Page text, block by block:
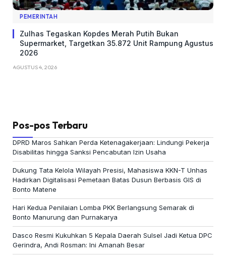
PEMERINTAH
Zulhas Tegaskan Kopdes Merah Putih Bukan
Supermarket, Targetkan 35.872 Unit Rampung Agustus
2026
AGUSTUS 4, 2026
Pos-pos Terbaru
DPRD Maros Sahkan Perda Ketenagakerjaan: Lindungi Pekerja
Disabilitas hingga Sanksi Pencabutan Izin Usaha
Dukung Tata Kelola Wilayah Presisi, Mahasiswa KKN-T Unhas
Hadirkan Digitalisasi Pemetaan Batas Dusun Berbasis GIS di
Bonto Matene
Hari Kedua Penilaian Lomba PKK Berlangsung Semarak di
Bonto Manurung dan Purnakarya
Dasco Resmi Kukuhkan 5 Kepala Daerah Sulsel Jadi Ketua DPC
Gerindra, Andi Rosman: Ini Amanah Besar